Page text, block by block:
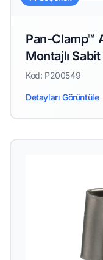
Pan-Clamp™
Montajlı
Kod: P200549
Detayları Görüntüle